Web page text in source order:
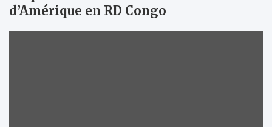
d’Amérique en RD Congo